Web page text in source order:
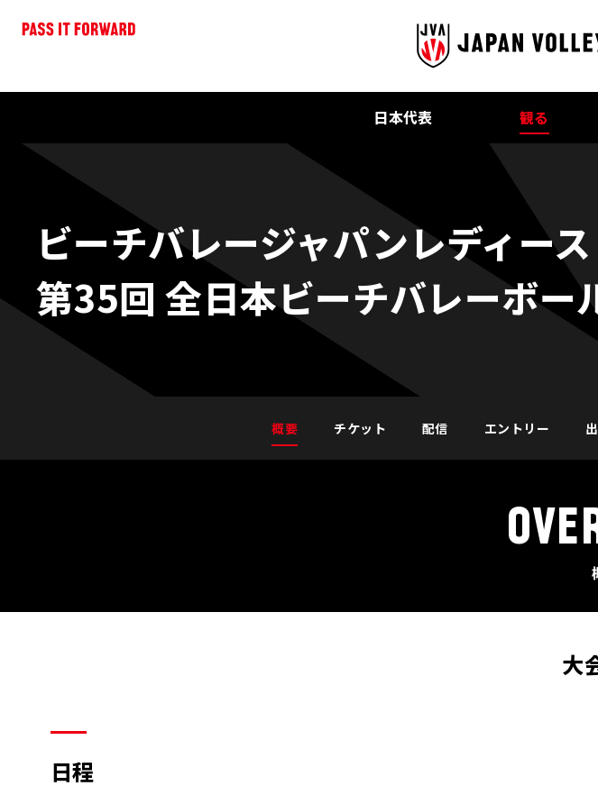
日本代表 観る
ビーチバレージャパンレディース
第35回 全日本ビーチバレーボー
概要 チケット 配信 エントリー
大
日程